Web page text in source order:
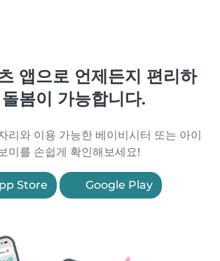
앱으로 언제든지 편리하
봄이 가능합니다.
리와 이용 가능한 베이비시터 또는 아이
미를 손쉽게 확인해보세요!
Store Google Play